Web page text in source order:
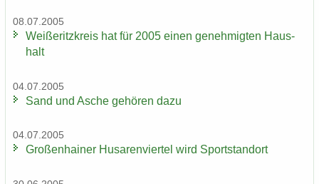
08.07.2005
Wei­ße­ritz­kreis hat für 2005 einen ge­neh­mig­ten Haus­
halt
04.07.2005
Sand und Asche ge­hö­ren dazu
04.07.2005
Gro­ßen­hai­ner Hu­sa­ren­vier­tel wird Sport­stand­ort